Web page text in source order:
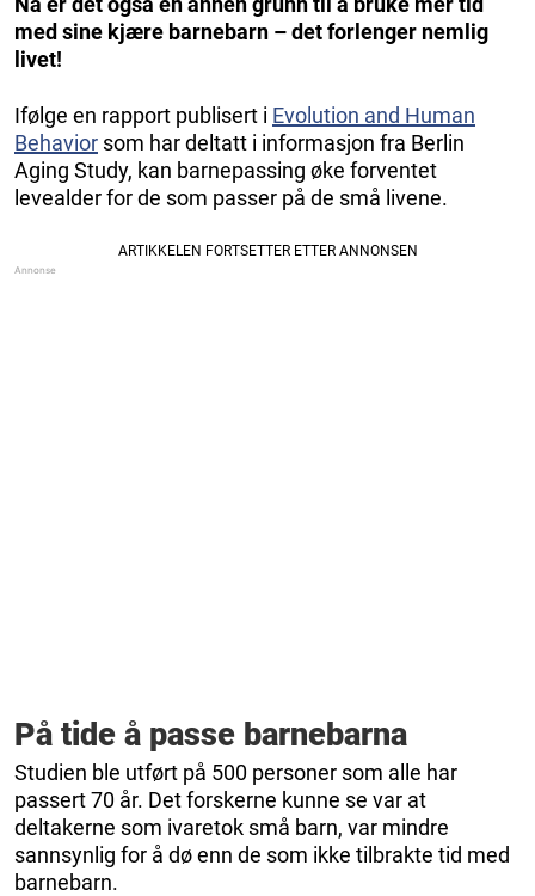
med sine kjære barnebarn – det forlenger nemlig
livet!
Ifølge en rapport publisert i Evolution and Human
Behavior som har deltatt i informasjon fra Berlin
Aging Study, kan barnepassing øke forventet
levealder for de som passer på de små livene.
På tide å passe barnebarna
Studien ble utført på 500 personer som alle har
passert 70 år. Det forskerne kunne se var at
deltakerne som ivaretok små barn, var mindre
sannsynlig for å dø enn de som ikke tilbrakte tid med
barnebarn.